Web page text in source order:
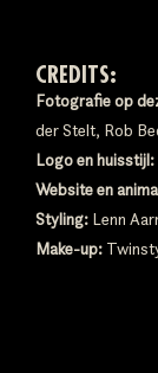
CREDITS:
Fotografie op
der Stelt, Rob
Logo en huisstijl:
Website en
Styling: Lenn
Make-up: